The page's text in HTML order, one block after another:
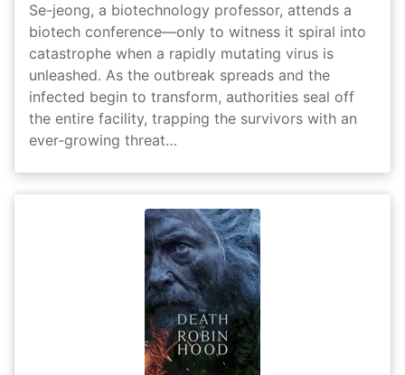
Se-jeong, a biotechnology professor, attends a
biotech conference—only to witness it spiral into
catastrophe when a rapidly mutating virus is
unleashed. As the outbreak spreads and the
infected begin to transform, authorities seal off
the entire facility, trapping the survivors with an
ever-growing threat…